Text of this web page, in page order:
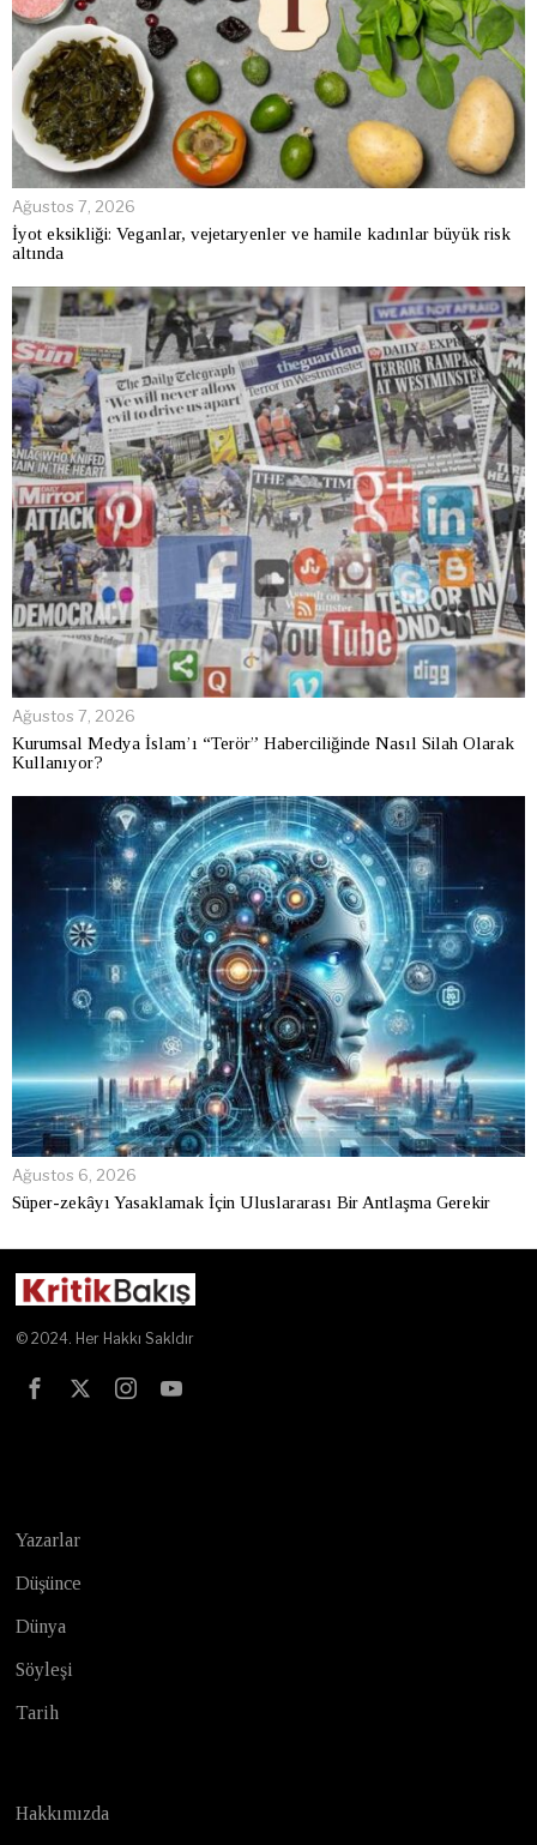
Ağustos 7, 2026
İyot eksikliği: Veganlar, vejetaryenler ve hamile kadınlar büyük risk
altında
Ağustos 7, 2026
Kurumsal Medya İslam’ı “Terör” Haberciliğinde Nasıl Silah Olarak
Kullanıyor?
Ağustos 6, 2026
Süper-zekâyı Yasaklamak İçin Uluslararası Bir Antlaşma Gerekir
© 2024. Her Hakkı Sakldır
Yazarlar
Düşünce
Dünya
Söyleşi
Tarih
Hakkımızda